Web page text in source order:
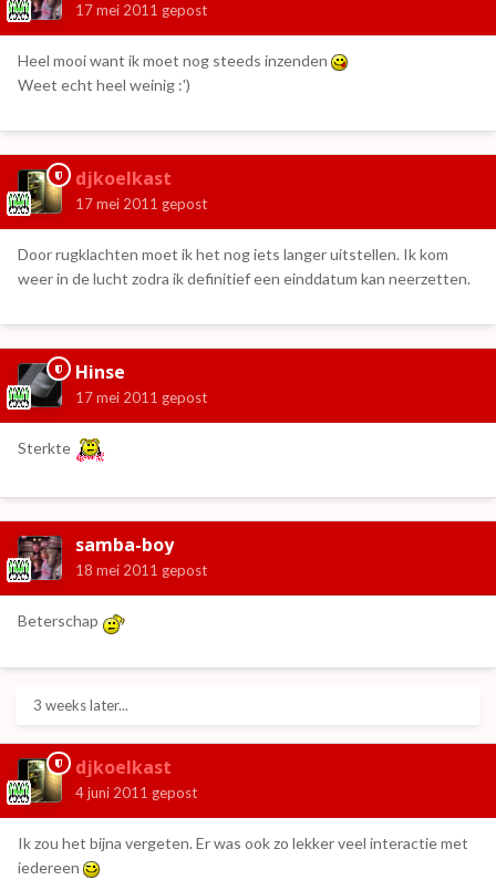
17 mei 2011 gepost
Heel mooi want ik moet nog steeds inzenden
Weet echt heel weinig :')
djkoelkast
17 mei 2011 gepost
Door rugklachten moet ik het nog iets langer uitstellen. Ik kom
weer in de lucht zodra ik definitief een einddatum kan neerzetten.
Hinse
17 mei 2011 gepost
Sterkte
samba-boy
18 mei 2011 gepost
Beterschap
3 weeks later...
djkoelkast
4 juni 2011 gepost
Ik zou het bijna vergeten. Er was ook zo lekker veel interactie met
iedereen